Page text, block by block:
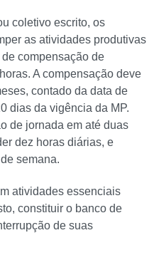
coletivo escrito, os
as atividades produtivas
compensação de
A compensação deve
contado da data de
dias da vigência da MP.
de jornada em até duas
dez horas diárias, e
semana.
atividades essenciais
constituir o banco de
de suas